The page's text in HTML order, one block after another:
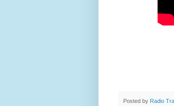
Posted by Radio